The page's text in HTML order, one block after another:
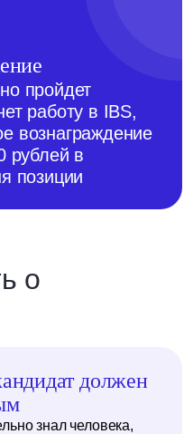
пройдет
работу в IBS,
вознаграждение
рублей в
позиции
о
должен
знал человека,